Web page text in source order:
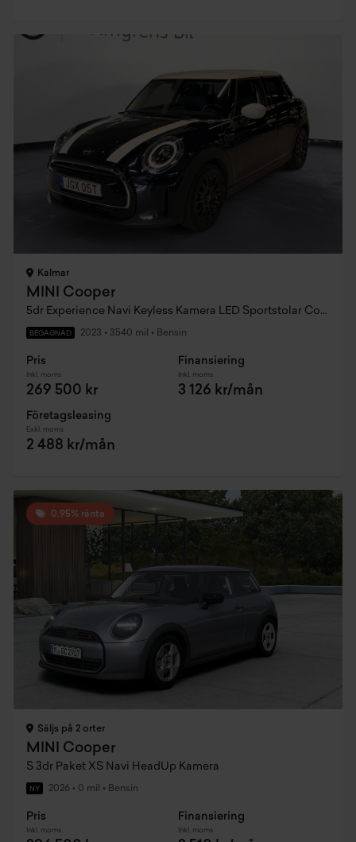
Kalmar
MINI Cooper
5dr Experience Navi Keyless Kamera LED Sportstolar Connected
BEGAGNAD 2023 • 3540 mil • Bensin
Pris
Inkl. moms
269 500 kr
Finansiering
Inkl. moms
3 126 kr/mån
Företagsleasing
Exkl. moms
2 488 kr/mån
0,95% ränta
Säljs på 2 orter
MINI Cooper
S 3dr Paket XS Navi HeadUp Kamera
NY 2026 • 0 mil • Bensin
Pris
Inkl. moms
Finansiering
Inkl. moms